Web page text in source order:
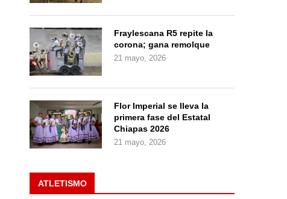
Fraylescana R5 repite la
corona; gana remolque
21 mayo, 2026
Flor Imperial se lleva la
primera fase del Estatal
Chiapas 2026
21 mayo, 2026
ATLETISMO